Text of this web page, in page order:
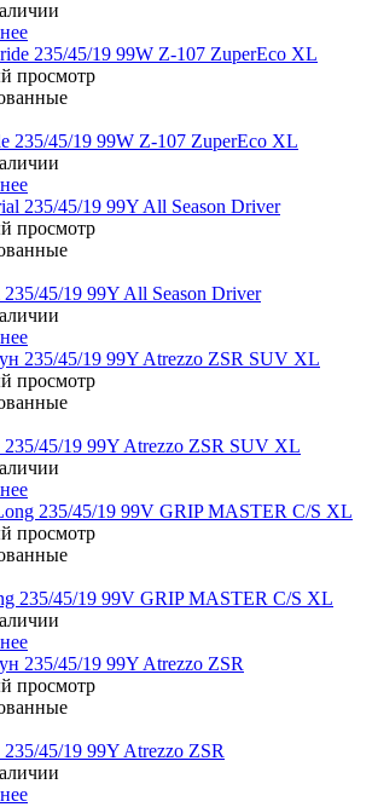
просмотр
235/45/19 99W Z-107 ZuperEco XL
просмотр
235/45/19 99Y All Season Driver
просмотр
45/19 99Y Atrezzo ZSR SUV XL
просмотр
235/45/19 99V GRIP MASTER C/S XL
просмотр
45/19 99Y Atrezzo ZSR